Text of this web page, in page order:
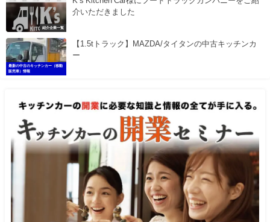
紹介企業一覧
介いただきました
最新の中古のキッチンカー（移動
販売車）情報
【1.5tトラック】MAZDA/タイタンの中古キッチンカ
ー